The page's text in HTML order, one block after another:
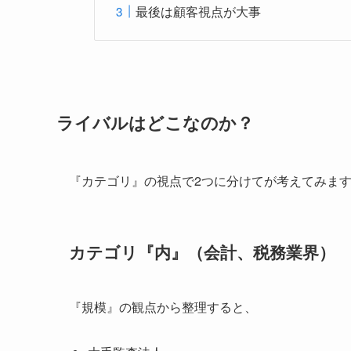
最後は顧客視点が大事
ライバルはどこなのか？
『カテゴリ』の視点で2つに分けてが考えてみま
カテゴリ『内』（会計、税務業界）
『規模』の観点から整理すると、